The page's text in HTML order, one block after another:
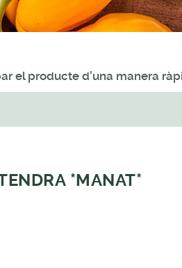
el producte d'una manera
*MANAT*